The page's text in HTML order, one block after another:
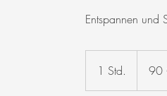
Entspannen und
1 Std.
S
90